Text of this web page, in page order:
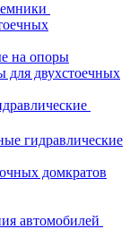
на опоры
для двухстоечных
гидравлические
домкратов
автомобилей